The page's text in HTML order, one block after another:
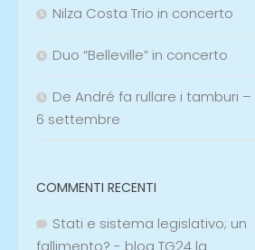
Nilza Costa Trio in concerto
Duo “Belleville” in concerto
De André fa rullare i tamburi
6 settembre
COMMENTI RECENTI
Stati e sistema legislativo; un
fallimento? - blog TG24 la